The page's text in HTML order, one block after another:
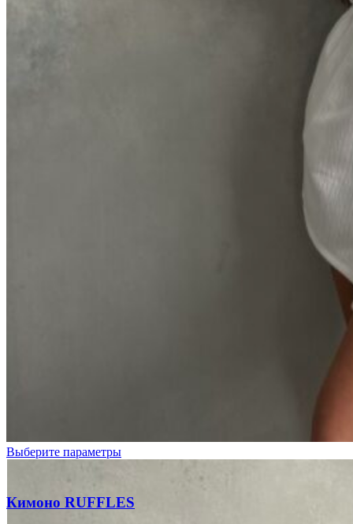
Выберите параметры
Кимоно RUFFLES